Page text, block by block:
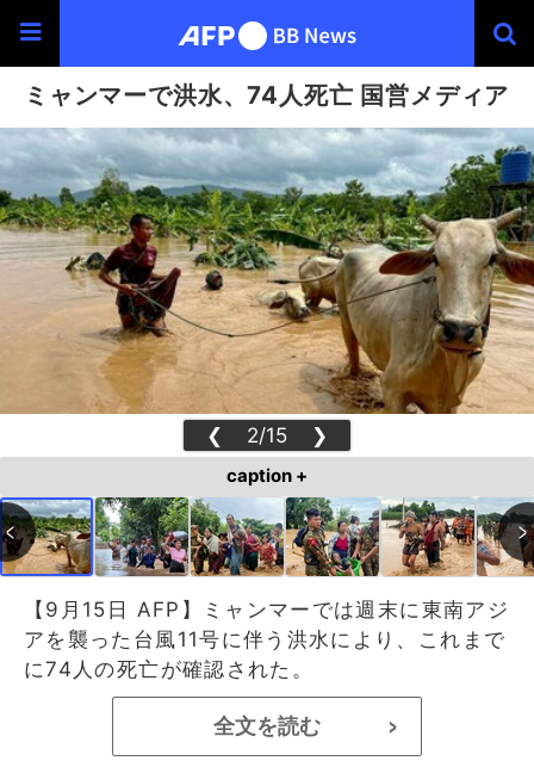
ミャンマーで洪水、74人死亡 国営メディア
❮ 2/15 ❯
caption +
【9月15日 AFP】ミャンマーでは週末に東南アジ
アを襲った台風11号に伴う洪水により、これまで
に74人の死亡が確認された。
全文を読む >